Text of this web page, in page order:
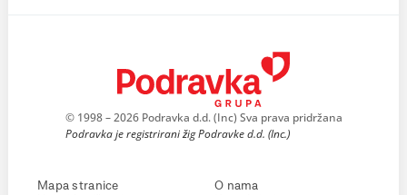
© 1998 – 2026 Podravka d.d. (Inc) Sva prava pridržana
Podravka je registrirani žig Podravke d.d. (Inc.)
Mapa stranice
O nama